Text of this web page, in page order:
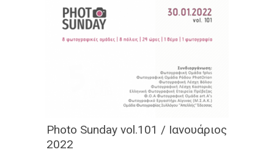
Photo Sunday vol.101 / Ιανουάριος
2022